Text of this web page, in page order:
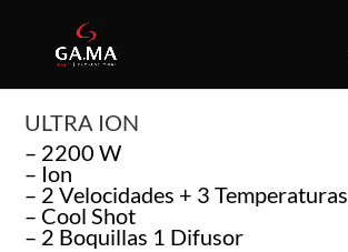
ULTRA ION
– 2200 W
– Ion
– 2 Velocidades + 3 Temperaturas
– Cool Shot
– 2 Boquillas 1 Difusor